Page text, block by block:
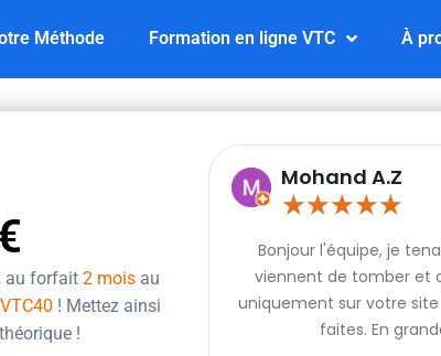
Méthode Formation en ligne VTC À
au forfait 2 mois au
! Mettez ainsi
!
Mohand A.Z
★★★★★
Bonjour l'équipe, je
viennent de tomber et
uniquement sur votre
faites. En